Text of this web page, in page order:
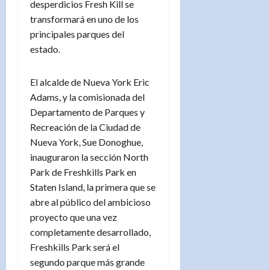
desperdicios Fresh Kill se
transformará en uno de los
principales parques del
estado.
El alcalde de Nueva York Eric
Adams, y la comisionada del
Departamento de Parques y
Recreación de la Ciudad de
Nueva York, Sue Donoghue,
inauguraron la sección North
Park de Freshkills Park en
Staten Island, la primera que se
abre al público del ambicioso
proyecto que una vez
completamente desarrollado,
Freshkills Park será el
segundo parque más grande